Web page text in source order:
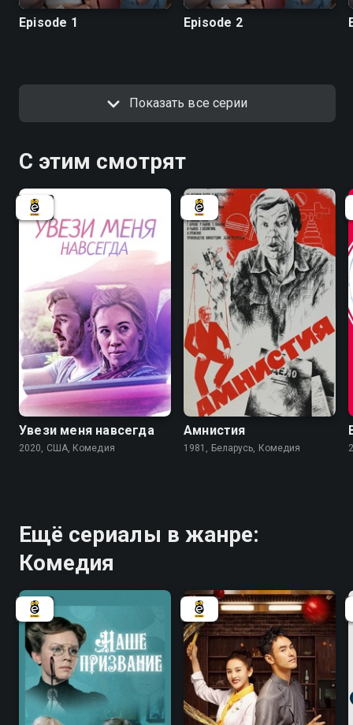
Episode 1 Episode 2
Показать все серии
С этим смотрят
Увези меня навсегда
2020, США, Комедия
6.6
Амнистия
1981, Беларусь, Комедия
Ещё сериалы в жанре:
Комедия